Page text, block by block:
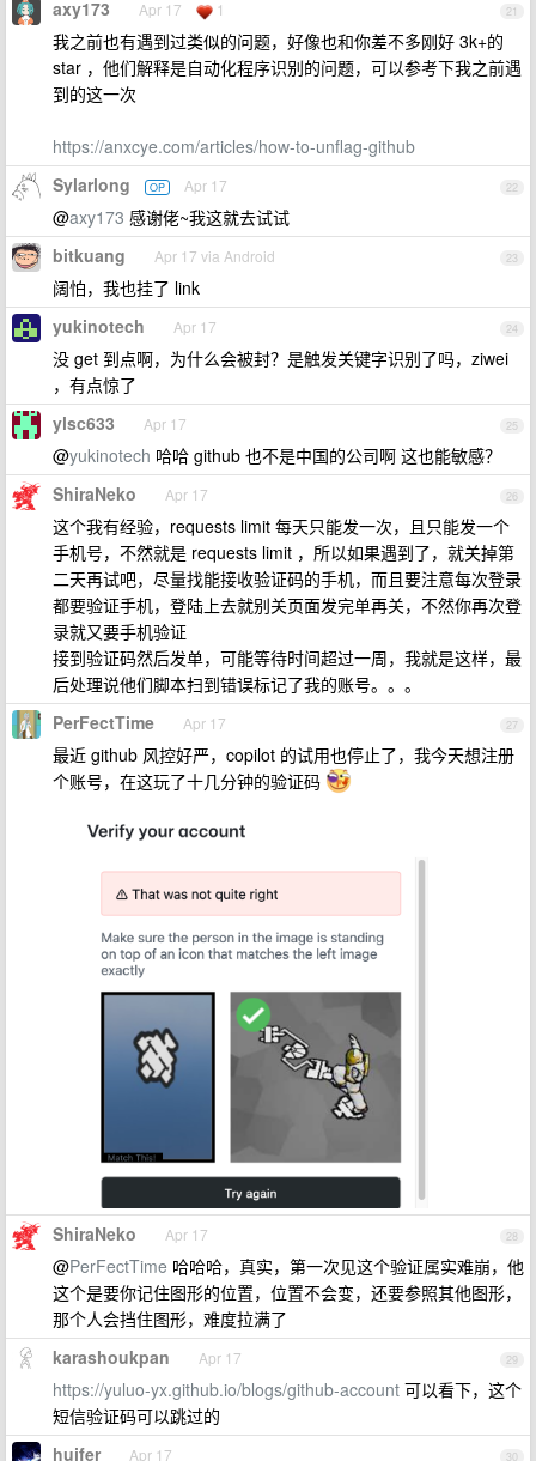
21
axy173 Apr 17 1
我之前也有遇到过类似的问题，好像也和你差不多刚好 3k+的
star ，他们解释是自动化程序识别的问题，可以参考下我之前遇
到的这一次
https://anxcye.com/articles/how-to-unflag-github
22
Sylarlong OP Apr 17
@axy173 感谢佬~我这就去试试
23
bitkuang Apr 17 via Android
阔怕，我也挂了 link
24
yukinotech Apr 17
没 get 到点啊，为什么会被封？是触发关键字识别了吗，ziwei
，有点惊了
25
ylsc633 Apr 17
@yukinotech 哈哈 github 也不是中国的公司啊 这也能敏感？
26
ShiraNeko Apr 17
这个我有经验，requests limit 每天只能发一次，且只能发一个
手机号，不然就是 requests limit ，所以如果遇到了，就关掉第
二天再试吧，尽量找能接收验证码的手机，而且要注意每次登录
都要验证手机，登陆上去就别关页面发完单再关，不然你再次登
录就又要手机验证
接到验证码然后发单，可能等待时间超过一周，我就是这样，最
后处理说他们脚本扫到错误标记了我的账号。。。
27
PerFectTime Apr 17
最近 github 风控好严，copilot 的试用也停止了，我今天想注册
个账号，在这玩了十几分钟的验证码
28
ShiraNeko Apr 17
@PerFectTime 哈哈哈，真实，第一次见这个验证属实难崩，他
这个是要你记住图形的位置，位置不会变，还要参照其他图形，
那个人会挡住图形，难度拉满了
29
karashoukpan Apr 17
https://yuluo-yx.github.io/blogs/github-account 可以看下，这个
短信验证码可以跳过的
30
huifer Apr 17